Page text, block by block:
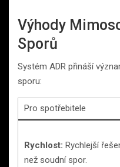
Výhody
Sporů
Systém ADR přináší
sporu:
Pro spotřebitele
Rychlost: Rychlejší
než soudní spor.